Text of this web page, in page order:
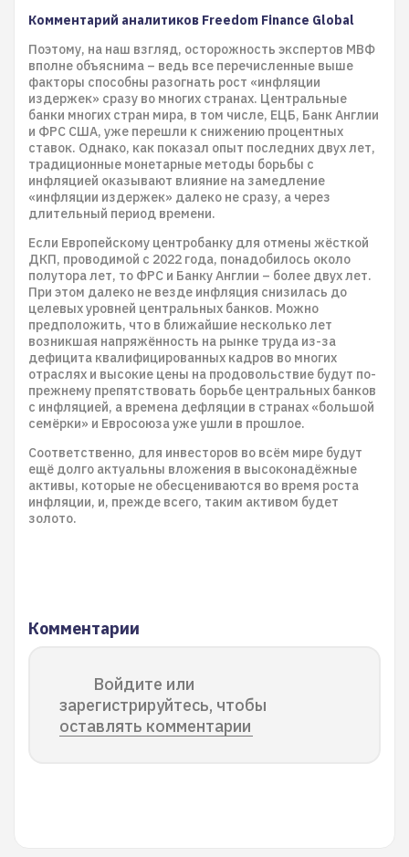
Комментарий аналитиков Freedom Finance Global
Поэтому, на наш взгляд, осторожность экспертов МВФ
вполне объяснима – ведь все перечисленные выше
факторы способны разогнать рост «инфляции
издержек» сразу во многих странах. Центральные
банки многих стран мира, в том числе, ЕЦБ, Банк Англии
и ФРС США, уже перешли к снижению процентных
ставок. Однако, как показал опыт последних двух лет,
традиционные монетарные методы борьбы с
инфляцией оказывают влияние на замедление
«инфляции издержек» далеко не сразу, а через
длительный период времени.
Если Европейскому центробанку для отмены жёсткой
ДКП, проводимой с 2022 года, понадобилось около
полутора лет, то ФРС и Банку Англии – более двух лет.
При этом далеко не везде инфляция снизилась до
целевых уровней центральных банков. Можно
предположить, что в ближайшие несколько лет
возникшая напряжённость на рынке труда из-за
дефицита квалифицированных кадров во многих
отраслях и высокие цены на продовольствие будут по-
прежнему препятствовать борьбе центральных банков
с инфляцией, а времена дефляции в странах «большой
семёрки» и Евросоюза уже ушли в прошлое.
Соответственно, для инвесторов во всём мире будут
ещё долго актуальны вложения в высоконадёжные
активы, которые не обесцениваются во время роста
инфляции, и, прежде всего, таким активом будет
золото.
Комментарии
Войдите или
зарегистрируйтесь, чтобы
оставлять комментарии